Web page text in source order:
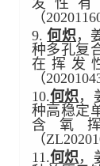
发性
（
9.何炽，
种多孔复
在挥发
（
10.何炽，
种高稳定
含氧
（
11.何炽，